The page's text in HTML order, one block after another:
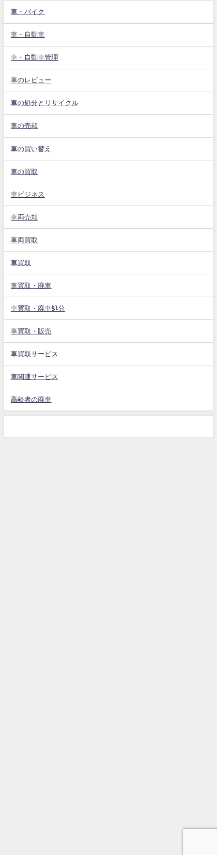
車・バイク
車・自動車
車・自動車管理
車のレビュー
車の処分とリサイクル
車の売却
車の買い替え
車の買取
車ビジネス
車両売却
車両買取
車買取
車買取・廃車
車買取・廃車処分
車買取・販売
車買取サービス
車関連サービス
高齢者の廃車